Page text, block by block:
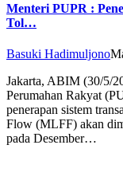
Menteri PUPR :
Tol…
Basuki Hadimuljono
Jakarta, ABIM (30/5/
Perumahan Rakyat
penerapan sistem
Flow (MLFF) akan
pada Desember…